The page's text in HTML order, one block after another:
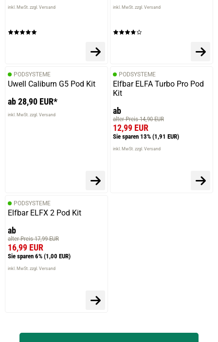
inkl. MwSt. zzgl. Versand inkl. MwSt. zzgl. Versand
PODSYSTEME
Uwell Caliburn G5 Pod Kit
ab 28,90 EUR*
inkl. MwSt. zzgl. Versand
PODSYSTEME
Elfbar ELFA Turbo Pro Pod
Kit
ab
alter Preis 14,90 EUR
12,99 EUR
Sie sparen 13% (1,91 EUR)
inkl. MwSt. zzgl. Versand
PODSYSTEME
Elfbar ELFX 2 Pod Kit
ab
alter Preis 17,99 EUR
16,99 EUR
Sie sparen 6% (1,00 EUR)
inkl. MwSt. zzgl. Versand